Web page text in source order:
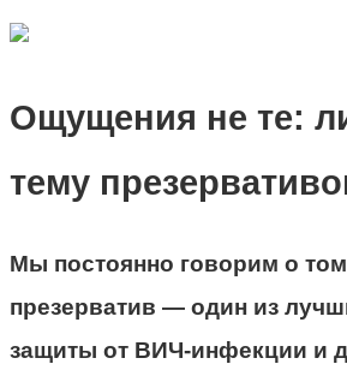
Ощущения не те:
тему
Мы постоянно говорим о
презерватив — один из
защиты от ВИЧ-инфекции и